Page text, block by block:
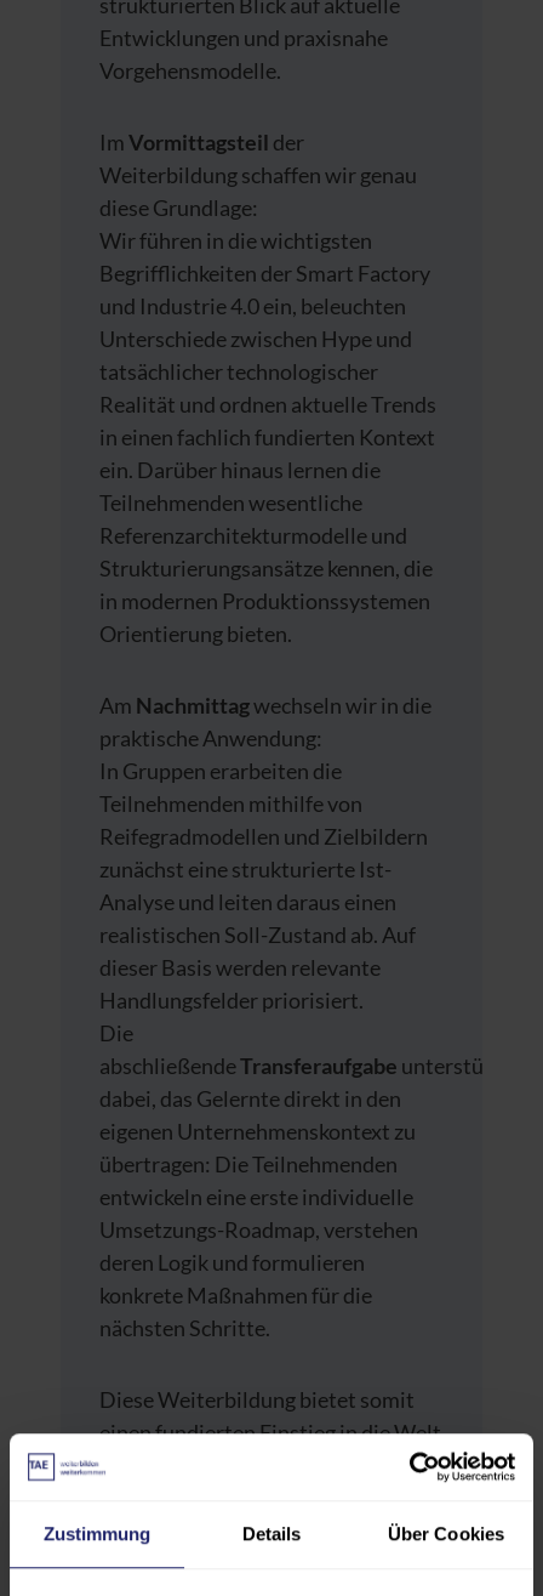
Zustimmung Details Über Cookies
Entwicklungen und praxisnahe
Vorgehensmodelle.
ImVormittagsteil der
Weiterbildung schaffen wir genau
diese Grundlage:
Wir führen in die wichtigsten
Begrifflichkeiten der Smart Factory
und Industrie 4.0 ein, beleuchten
Unterschiede zwischen Hype und
tatsächlicher technologischer
Realität und ordnen aktuelle Trends
in einen fachlich fundierten Kontext
ein. Darüber hinaus lernen die
Teilnehmenden wesentliche
Referenzarchitekturmodelle und
Strukturierungsansätze kennen, die
in modernen Produktionssystemen
Orientierung bieten.
Am Nachmittagwechseln wir in die
praktische Anwendung:
In Gruppen erarbeiten die
Teilnehmenden mithilfe von
Reifegradmodellen und Zielbildern
zunächst eine strukturierte Ist-
Analyse und leiten daraus einen
realistischen Soll-Zustand ab. Auf
dieser Basis werden relevante
Handlungsfelder priorisiert.
Die
abschließendeTransferaufgabe unterstützt
dabei, das Gelernte direkt in den
eigenen Unternehmenskontext zu
übertragen: Die Teilnehmenden
entwickeln eine erste individuelle
Umsetzungs-Roadmap, verstehen
deren Logik und formulieren
konkrete Maßnahmen für die
nächsten Schritte.
Diese Weiterbildung bietet somit
einen fundierten Einstieg in die Welt
der Smart Factory und vermittelt
als auch praktische Werkzeuge für
die Umsetzung im eigenen